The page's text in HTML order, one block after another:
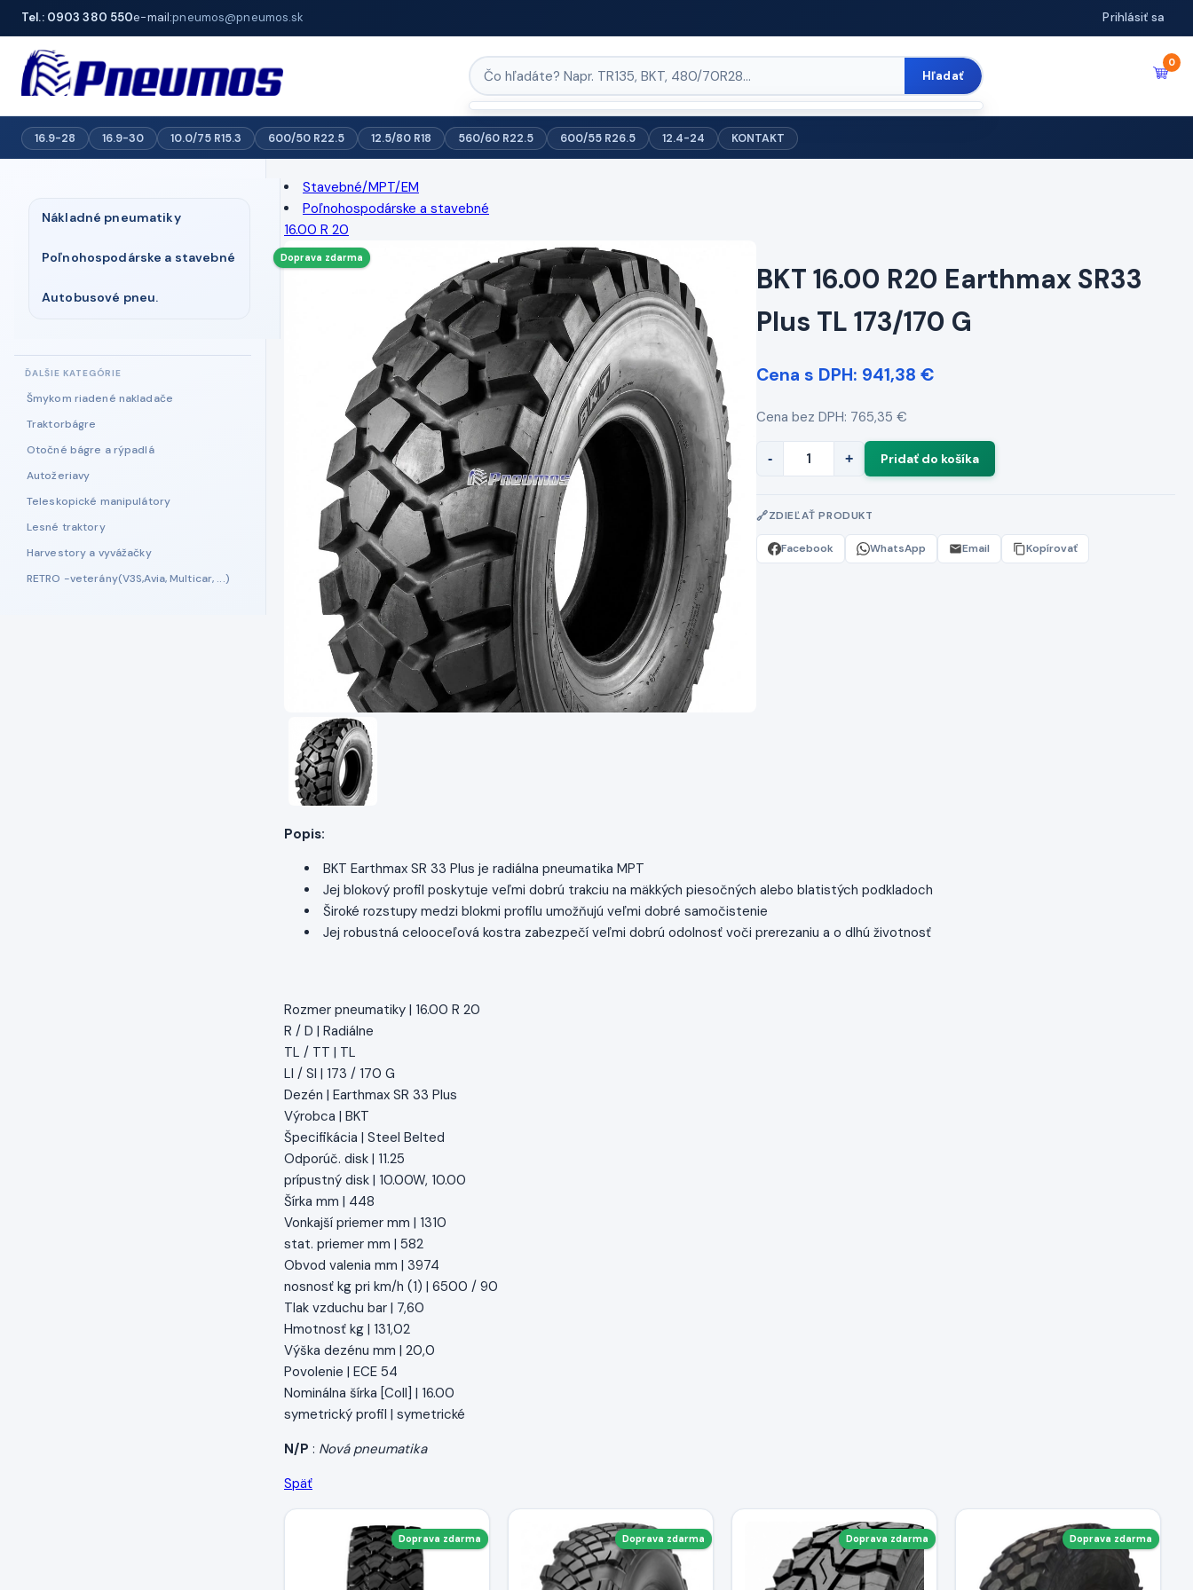
Tel.: 0903 380 550e-mail:pneumos@pneumos.sk Prihlásiť sa
Hľadať
0
16.9-28 16.9-30 10.0/75 R15.3 600/50 R22.5 12.5/80 R18 560/60 R22.5 600/55 R26.5 12.4-24 KONTAKT
Nákladné pneumatiky
Poľnohospodárske a stavebné
Autobusové pneu.
Šmykom riadené nakladače
Traktorbágre
Otočné bágre a rýpadlá
Autožeriavy
Teleskopické manipulátory
Lesné traktory
Harvestory a vyvážačky
RETRO -veterány(V3S,Avia, Multicar, ...)
Stavebné/MPT/EM
Poľnohospodárske a stavebné
16.00 R 20
Doprava zdarma
BKT 16.00 R20 Earthmax SR33
Plus TL 173/170 G
Cena s DPH: 941,38 €
Cena bez DPH: 765,35 €
- +
ZDIEĽAŤ PRODUKT
Facebook WhatsApp Email Kopírovať
Popis:
BKT Earthmax SR 33 Plus je radiálna pneumatika MPT
Jej blokový profil poskytuje veľmi dobrú trakciu na mäkkých piesočných alebo blatistých podkladoch
Široké rozstupy medzi blokmi profilu umožňujú veľmi dobré samočistenie
Jej robustná celooceľová kostra zabezpečí veľmi dobrú odolnosť voči prerezaniu a o dlhú životnosť
Rozmer pneumatiky | 16.00 R 20
R / D | Radiálne
TL / TT | TL
LI / SI | 173 / 170 G
Dezén | Earthmax SR 33 Plus
Výrobca | BKT
Špecifikácia | Steel Belted
Odporúč. disk | 11.25
prípustný disk | 10.00W, 10.00
Šírka mm | 448
Vonkajší priemer mm | 1310
stat. priemer mm | 582
Obvod valenia mm | 3974
nosnosť kg pri km/h (1) | 6500 / 90
Tlak vzduchu bar | 7,60
Hmotnosť kg | 131,02
Výška dezénu mm | 20,0
Povolenie | ECE 54
Nominálna šírka [Coll] | 16.00
symetrický profil | symetrické
N/P : Nová pneumatika
Späť
Doprava zdarma Doprava zdarma Doprava zdarma Doprava zdarma